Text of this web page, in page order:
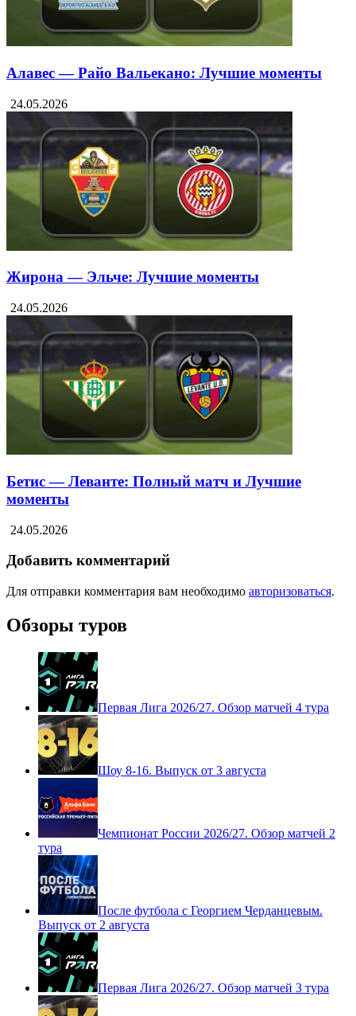
Алавес — Райо Вальекано: Лучшие моменты
24.05.2026
Жирона — Эльче: Лучшие моменты
24.05.2026
Бетис — Леванте: Полный матч и Лучшие
моменты
24.05.2026
Добавить комментарий
Для отправки комментария вам необходимо авторизоваться.
Обзоры туров
Первая Лига 2026/27. Обзор матчей 4 тура
Шоу 8-16. Выпуск от 3 августа
Чемпионат России 2026/27. Обзор матчей 2
тура
После футбола с Георгием Черданцевым.
Выпуск от 2 августа
Первая Лига 2026/27. Обзор матчей 3 тура